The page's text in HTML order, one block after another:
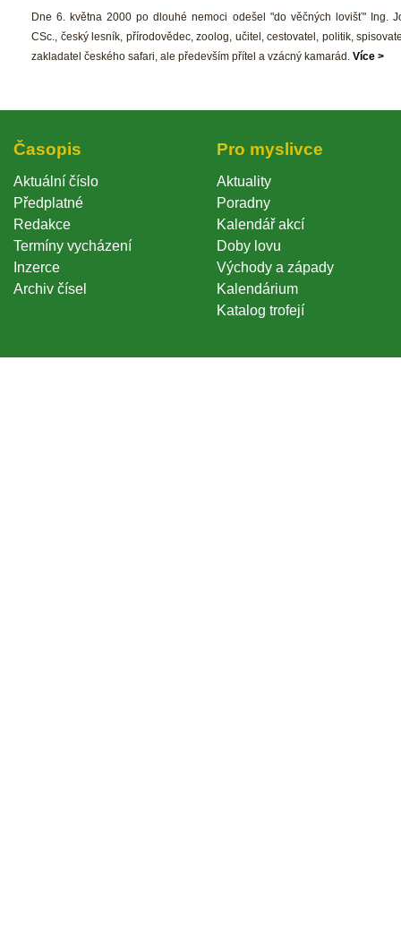
Dne 6. května 2000 po dlouhé nemoci odešel "do věčných lovišť" Ing.
CSc., český lesník, přírodovědec, zoolog, učitel, cestovatel, politik,
zakladatel českého safari, ale především přítel a vzácný kamarád. Více >
Časopi
Aktuální číslo
Předplatné
Redakce
Termíny vycházení
Inzerce
Archiv čísel
Pro myslivce
Aktuality
Poradny
Kalendář akcí
Doby lovu
Východy a západy
Kalendárium
Katalog trofejí